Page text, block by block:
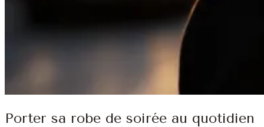
Porter sa robe de soirée au quotidien